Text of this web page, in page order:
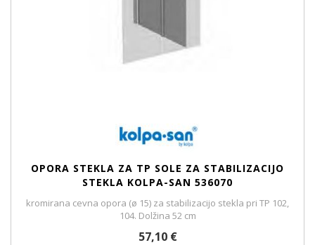
OPORA STEKLA ZA TP SOLE ZA STABILIZACIJO
STEKLA KOLPA-SAN 536070
kromirana cevna opora (ø 15) za stabilizacijo stekla pri TP 102,
104. Dolžina 52 cm
57,10 €